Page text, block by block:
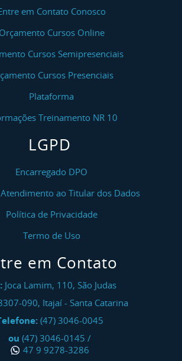
em Contato Conosco
Orçamento Cursos Online
Cursos Semipresenciais
Cursos Presenciais
Plataforma
Treinamento NR 10
LGPD
Encarregado DPO
ao Titular dos Dados
Política de Privacidade
Termo de Uso
em Contato
Joca Lamim, 110, São Judas
090, Itajaí- Santa Catarina
(47) 3046-0045
ou (47) 3046-0145 /
47 9 9278-3286